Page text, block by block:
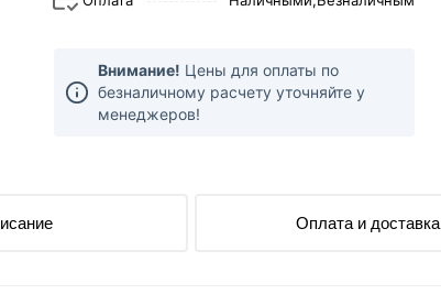
Внимание! Цены для оплаты по
безналичному расчету уточняйте у
менеджеров!
Оплата и доставка